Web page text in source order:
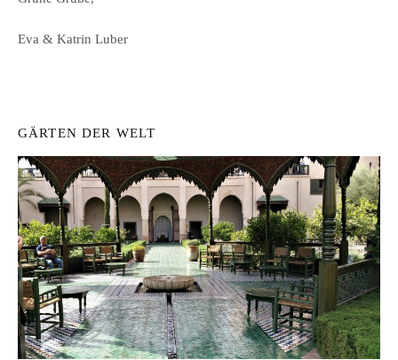
Eva & Katrin Luber
GÄRTEN DER WELT